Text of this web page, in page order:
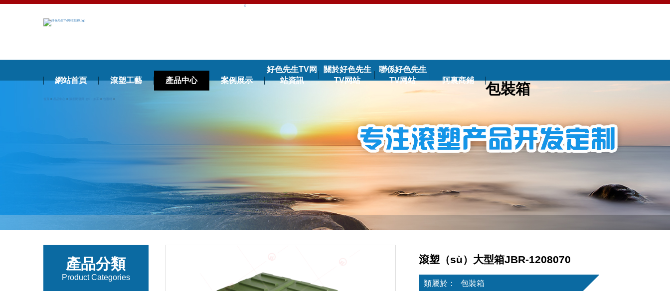
網站首頁 滾塑工藝 產品中心 案例展示
好色先生TV网
站資訊
關於好色先生
TV网站
聯係好色先生
TV网站
阿裏商鋪
包裝箱
> > > >
產品分類
Product Categories
滾塑（sù）大型箱JBR-1208070
類屬於： 包裝箱